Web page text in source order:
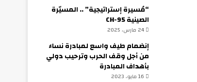
“مُسيرة إستراتيجية” .. المسيّرة
الصينية CH-95
24 مارس، 2025
إنضمام طيف واسع لمبادرة نساء
من أجل وقف الحرب وترحيب دولي
بأهداف المبادرة
16 مايو، 2023